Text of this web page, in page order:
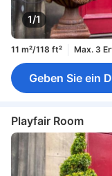
1/1
11 m²/118 ft² Max. 3
Geben Sie ein
Playfair Room